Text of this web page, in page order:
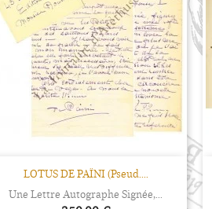
LOTUS DE PAÏNI (pseud....
Une Lettre Autographe Signée,...
Aperçu rapide